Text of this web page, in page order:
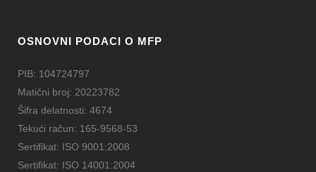
OSNOVNI PODACI O MFP
PIB: 104724797
Matični broj: 20223782
Šifra delatnosti: 4674
Tekući račun: 165-9568-53
Sertifikat: ISO 9001:2008
Sertifikat: ISO 14001:2004